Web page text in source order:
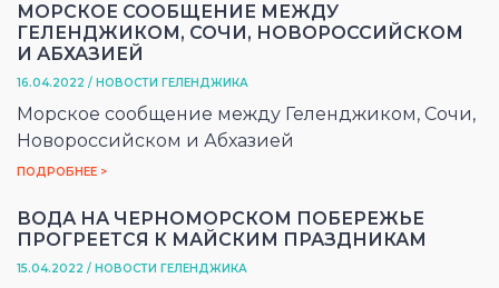
МОРСКОЕ СООБЩЕНИЕ МЕЖДУ
ГЕЛЕНДЖИКОМ, СОЧИ, НОВОРОССИЙСКОМ
И АБХАЗИЕЙ
16.04.2022 / НОВОСТИ ГЕЛЕНДЖИКА
Морское сообщение между Геленджиком, Сочи,
Новороссийском и Абхазией
ПОДРОБНЕЕ >
ВОДА НА ЧЕРНОМОРСКОМ ПОБЕРЕЖЬЕ
ПРОГРЕЕТСЯ К МАЙСКИМ ПРАЗДНИКАМ
15.04.2022 / НОВОСТИ ГЕЛЕНДЖИКА